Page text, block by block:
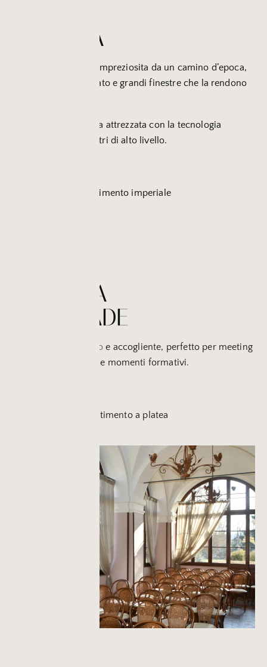
GIACOSA
Piccola sala storica, impreziosita da un camino d’epoca,
soffitto ligneo decorato e grandi finestre che la rendono
Intima e riservata, ma attrezzata con la tecnologia
necessaria per incontri di alto livello.
12 persone con allestimento imperiale
VERANDA
D’ANDRADE
Un ambiente raccolto e accogliente, perfetto per meeting
di medie dimensioni e momenti formativi.
60 persone con allestimento a platea